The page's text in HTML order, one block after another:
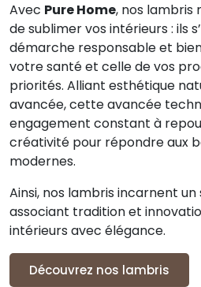
Avec Pure Home, nos lambris
de sublimer vos intérieurs : ils
démarche responsable et
votre santé et celle de vos
priorités. Alliant esthétique
avancée, cette avancée
engagement constant à
créativité pour répondre aux
modernes.
Ainsi, nos lambris incarnent
associant tradition et
intérieurs avec élégance.
Découvrez nos lambris